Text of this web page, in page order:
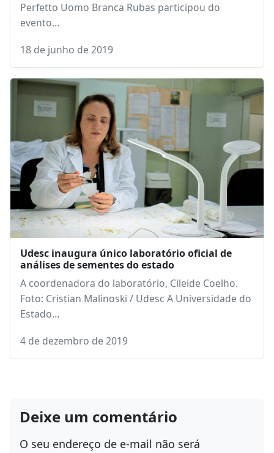
Perfetto Uomo Branca Rubas participou do
evento…
18 de junho de 2019
Udesc inaugura único laboratório oficial de
análises de sementes do estado
A coordenadora do laboratório, Cileide Coelho.
Foto: Cristian Malinoski / Udesc A Universidade do
Estado…
4 de dezembro de 2019
Deixe um comentário
O seu endereço de e-mail não será